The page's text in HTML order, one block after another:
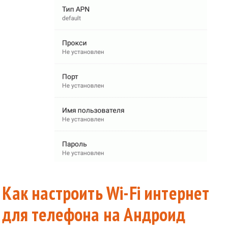
Как настроить Wi-Fi интернет
для телефона на Андроид